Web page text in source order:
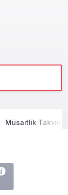
Müsaitlik Takvimi